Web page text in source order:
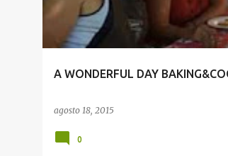
A WONDERFUL DAY
agosto 18, 2015
0